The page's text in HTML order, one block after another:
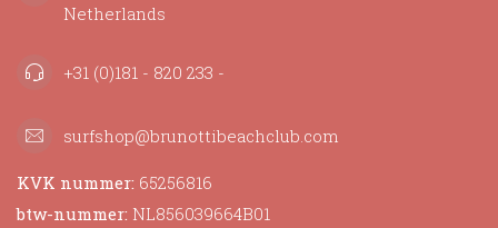
Netherlands
+31 (0)181 - 820 233 -
surfshop@brunottibeachclub.com
KVK nummer: 65256816
btw-nummer: NL856039664B01